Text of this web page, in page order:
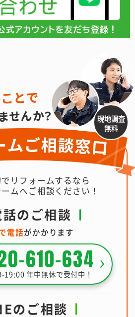
現地調査
無料
リフォームするなら
ムへご相談ください！
のご相談
電話がかかります
610-634
19:00 年中無休で受付中！
のご相談